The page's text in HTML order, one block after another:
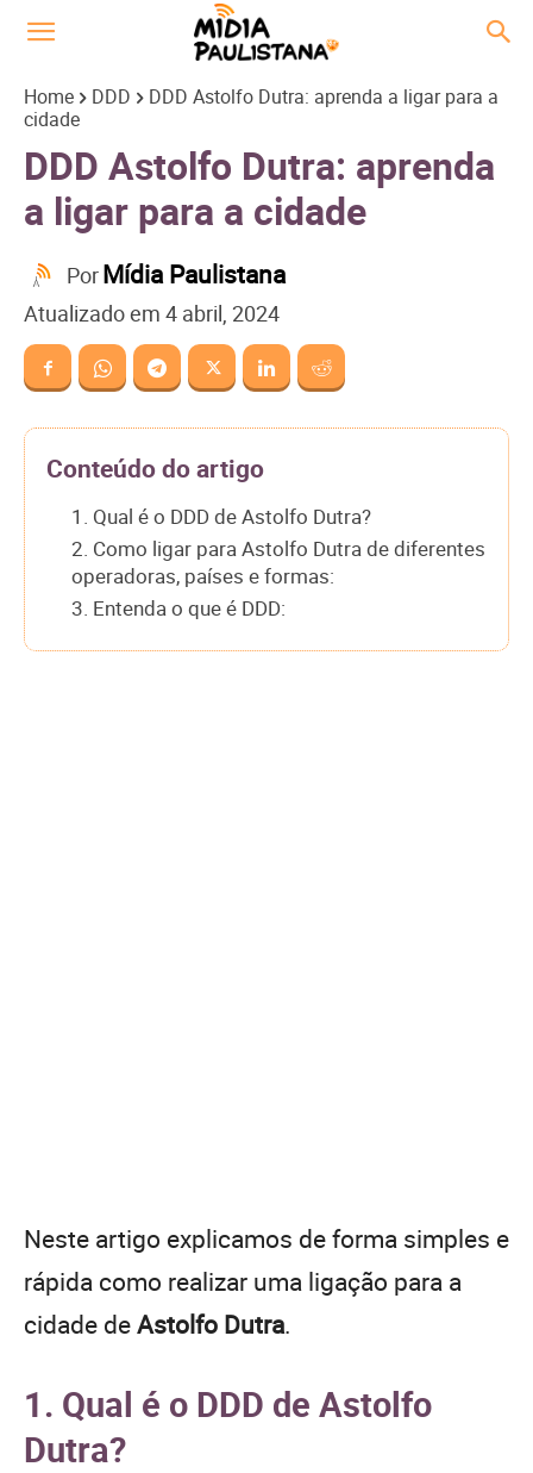
Home DDD
DDD Astolfo Dutra: aprenda a ligar para a
cidade
DDD Astolfo Dutra: aprenda
a ligar para a cidade
PorMídia Paulistana
Atualizado em 4 abril, 2024
Conteúdo do artigo
1. Qual é o DDD de Astolfo Dutra?
2. Como ligar para Astolfo Dutra de diferentes
operadoras, países e formas:
3. Entenda o que é DDD:
Neste artigo explicamos de forma simples e
rápida como realizar uma ligação para a
cidade deAstolfo Dutra.
1. Qual é o DDD de Astolfo
Dutra?